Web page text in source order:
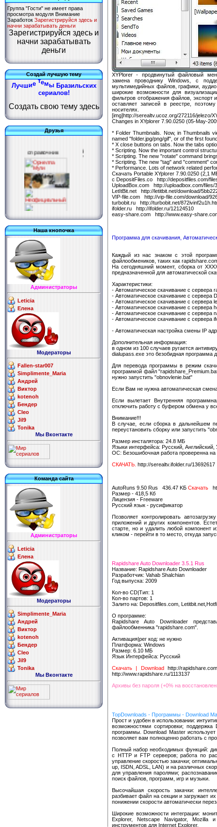
Группа "Гости" не имеет права
просмотра модуля Внимание
Заработок Зарегистрируйся здесь и
начни зарабатывать деньги
Зарегистрируйся здесь и
начни зарабатывать
деньги
Создай лучшую тему
Лучшие емы Бразильс и
сериалов!
Создать свою тему здесь
Друзья
http://websurf.ru/?
ref=126400
Наша кнопочка
Администраторы
Leticia
Елена
Модераторы
Fallen-star007
Simplimente_Maria
Андрей
Виктор
kotenoh
Бендер
Cleo
Jil9
Tonika
Мы Вконтакте
Команда сайта
Администраторы
Leticia
Елена
Модераторы
Simplimente_Maria
Андрей
Виктор
kotenoh
Бендер
Cleo
Jil9
Tonika
Мы Вконтакте
XYPlorer - продвинутый файловый
замена проводнику Windows, с
мультимедийных файлов, графики,
широкие возможности для
фильтров отображения файлов,
оставляет записей в реестре,
носителях.
[img]http://serealtv.ucoz.org/272116/jelezo/
Changes in XYplorer 7.90.0250 (05-May-
* Folder Thumbnails. Now, in Thumbnails
named "folder.jpg/png/gif", or of the first
* X close buttons on tabs. Now the tabs
* Scripting. Now the important control
* Scripting. The new "rotate" command
* Scripting. The new "tag" and "comment"
* Performance. Lots of network related
Скачать Portable XYplorer 7.90.0250 (2,1
с DepositFiles.co http://depositfiles.com/
UploadBox.com http://uploadbox.com/files/
LetItBit.net http://letitbit.net/download/
VIP-file.com http://vip-file.com/download/
turbobit.ru http://turbobit.net/
ifolder.ru http://ifolder.ru/12124510
easy-share.com http://www.easy-
Программа для скачивания,
Каждый из нас знаком с этой
файлообмеников, таких как
На сегодняшний момент, сборка от
предназначенной для автоматической
Характеристики:
- Автоматическое скачивание с сервера
- Автоматическое скачивание с сервера
- Автоматическое скачивание с сервера
- Автоматическое скачивание с сервера
- Автоматическое скачивание с сервера
- Автоматическое скачивание с сервера
- Автоматическая настройка смены IP
Дополнительная информация:
в одном из 100 случаев ругается
dialupass.exe это безобидная программа
Для перевода программы в режим
программой файл
нужно запустить "obnovlenie.bat"
Если Вам не нужна автоматическая
Если вылетает Внутренняя
отключить работу с буфером обмена у
Внимание!!!
В случае, если сборка в дальнейшем
переустановить сборку или запустить
Размер инсталятора: 24.8 МБ
Языки интерфейса: Русский, Английский,
ОС: Безошибочная работа проверенна
СКАЧАТЬ. http://serealtv.ifolder.ru/13692617
AutoRuns 9.50 Rus 436.47 KБ Скачать
Размер - 418,5 Кб
Лицензия - Freeware
Русский язык - русификатор
Позволяет контролировать
приложений и других компонентов.
старте, но и удалить любой компонент
кликом - перейти в то место, откуда
Rapidshare Auto Downloader 3.5.1 Rus
Название: Rapidshare Auto Downloader
Разработчик: Vahab Shalchian
Год выпуска: 2009
Кол-во CD|Тип: 1
Кол-во партов: 1
Залито на: Depositfiles.com,
О программе:
Rapidshare Auto Downloader
файлообменника "rapidshare.com".
Активация|рег код: не нужно
Платформа: Windows
Размер: 6.10 МБ
Язык Интерфейса: Русский
Скачать | Downloadhttp://
http://www.rapidshare.ru/1113137
Архивы без пароля (+0% на
TopDownloads - Программы - Download
Прост и удобен в использовании:
возможностями сортировки;
программы. Download Master
позволяет вам полноценно работать с
Полный набор необходимых функций:
с HTTP и FTP серверов; работа по
управление скоростью закачки;
up, ISDN, ADSL, LAN) и на различных
для управления паролями;
поиск файлов, программ, игр и музыки.
Высочайшая скорость закачки:
разбивает файл на секции и загружает
понижении скорости автоматически
Широкие возможности интеграции:
Explorer, Netscape Navigator, Mozilla
инструментов для Internet Explorer.